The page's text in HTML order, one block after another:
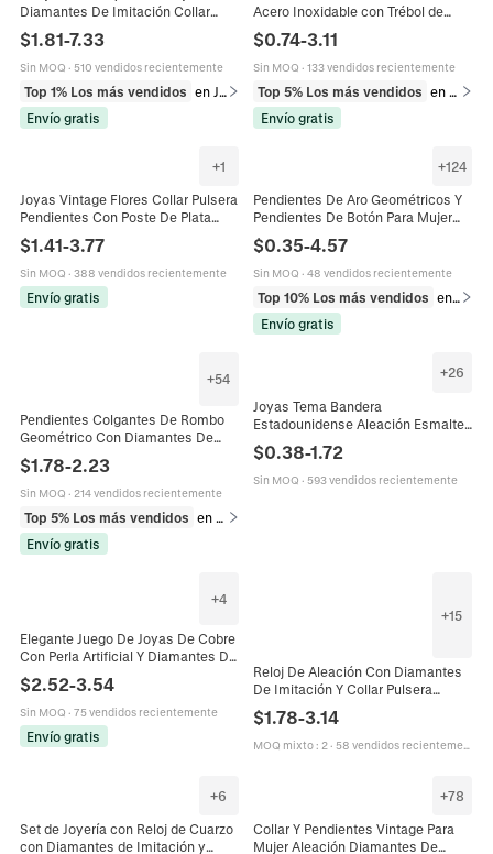
Diamantes De Imitación Collar
Boda Fiesta
$1.81-7.33
Sin MOQ · 510 vendidos recientemente
Top 1% Los más vendidos
Envío gratis
Acero Inoxidable con Trébol de
Joyería de Moda con Diamantes de
Imitación Rosa Blanco
$0.74-3.11
Sin MOQ · 133 vendidos recientemente
Top 5% Los más vendidos
Envío gratis
+1
Joyas Vintage Flores Collar Pulsera
Pendientes Con Poste De Plata
Aleación Rhinestone Lujo Para
Mujeres
$1.41-3.77
Sin MOQ · 388 vendidos recientemente
Envío gratis
+124
Pendientes De Aro Geométricos Y
Pendientes De Botón Para Mujer
Aleación Perla Artificial De
Imitación Diamante De Imitación
Joyería De Varios Estilos
$0.35-4.57
Sin MOQ · 48 vendidos recientemente
Top 10% Los más vendidos
en Pendientes
Envío gratis
+54
Pendientes Colgantes De Rombo
Geométrico Con Diamantes De
Joyería De Boda Para Mujer
$1.78-2.23
Sin MOQ · 214 vendidos recientemente
Top 5% Los más vendidos
Envío gratis
+26
Joyas Tema Bandera
Estadounidense Aleación Esmalte
Corazón Ala Estrella Collar
Pendientes Pulsera Broche Mujer
$0.38-1.72
Sin MOQ · 593 vendidos recientemente
+4
Elegante Juego De Joyas De Cobre
Con Perla Artificial Y Diamantes De
Imitación Para Mujer Que Incluye
Collar En Y Pendientes Colgantes Y
Pulsera Ajustable Accesorio De
Fiesta
$2.52-3.54
Sin MOQ · 75 vendidos recientemente
Envío gratis
+15
Reloj De Aleación Con Diamantes
De Imitación Y Collar Pulsera
Elegante Lujo Moda Regalo
$1.78-3.14
MOQ mixto: 2· 58 vendidos recientemente
+6
Set de Joyería con Reloj de Cuarzo
con Diamantes de Imitación y
+78
Collar Y Pendientes Vintage Para
Mujer Aleación Diamantes De